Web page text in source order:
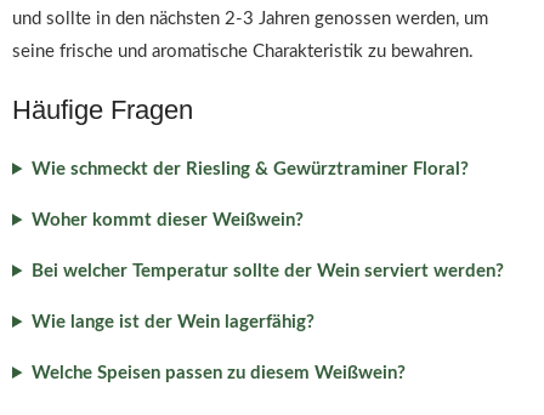
und sollte in den nächsten 2-3 Jahren genossen werden, um
seine frische und aromatische Charakteristik zu bewahren.
Häufige Fragen
Wie schmeckt der Riesling & Gewürztraminer Floral?
Woher kommt dieser Weißwein?
Bei welcher Temperatur sollte der Wein serviert werden?
Wie lange ist der Wein lagerfähig?
Welche Speisen passen zu diesem Weißwein?